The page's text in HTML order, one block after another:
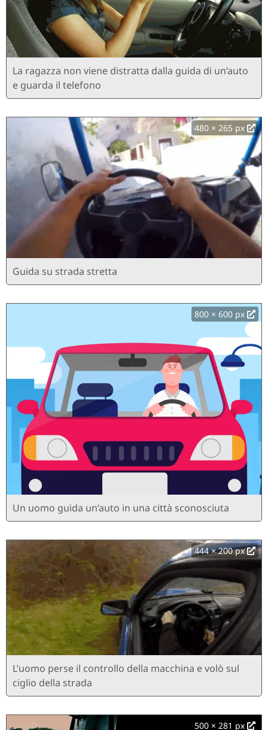
La ragazza non viene distratta dalla guida di un’auto
e guarda il telefono
480 × 265 px
Guida su strada stretta
800 × 600 px
Un uomo guida un’auto in una città sconosciuta
444 × 200 px
L’uomo perse il controllo della macchina e volò sul
ciglio della strada
500 × 281 px